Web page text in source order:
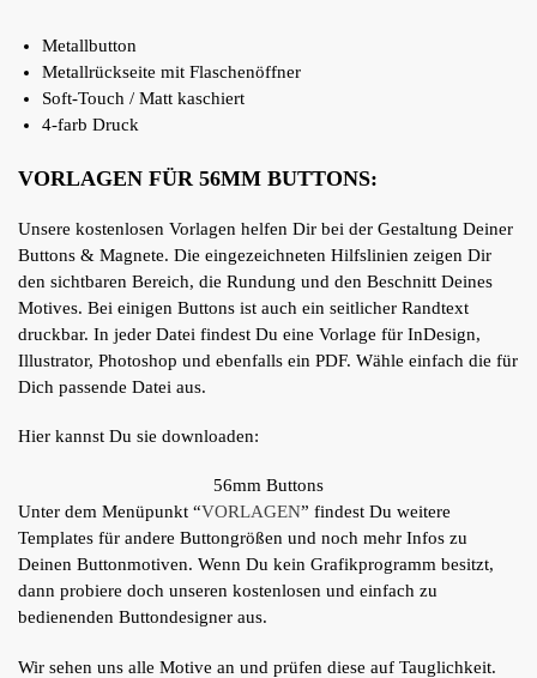
Metallbutton
Metallrückseite mit Flaschenöffner
Soft-Touch / Matt kaschiert
4-farb Druck
VORLAGEN FÜR 56MM BUTTONS:
Unsere kostenlosen Vorlagen helfen Dir bei der Gestaltung Deiner
Buttons & Magnete. Die eingezeichneten Hilfslinien zeigen Dir
den sichtbaren Bereich, die Rundung und den Beschnitt Deines
Motives. Bei einigen Buttons ist auch ein seitlicher Randtext
druckbar. In jeder Datei findest Du eine Vorlage für InDesign,
Illustrator, Photoshop und ebenfalls ein PDF. Wähle einfach die für
Dich passende Datei aus.
Hier kannst Du sie downloaden:
56mm Buttons
Unter dem Menüpunkt “VORLAGEN” findest Du weitere
Templates für andere Buttongrößen und noch mehr Infos zu
Deinen Buttonmotiven. Wenn Du kein Grafikprogramm besitzt,
dann probiere doch unseren kostenlosen und einfach zu
bedienenden Buttondesigner aus.
Wir sehen uns alle Motive an und prüfen diese auf Tauglichkeit.